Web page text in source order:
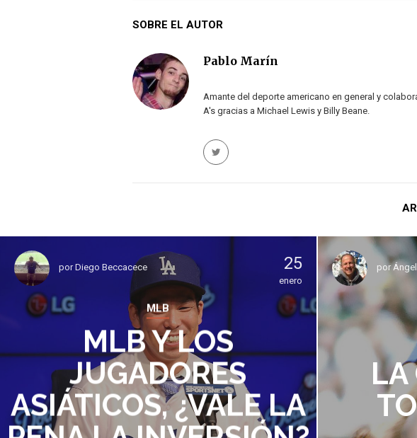
SOBRE EL AUTOR
Pablo Marín
Amante del deporte americano en general y
A's gracias a Michael Lewis y Billy Beane.
porDiego Beccacece 25
enero
MLB
MLB Y LOS
JUGADORES
ASIÁTICOS, ¿VALE LA
por
LA